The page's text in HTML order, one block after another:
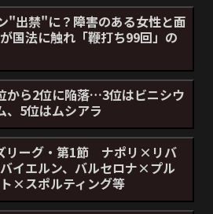
"出禁"に？障害のある女性と面
国法に触れ「鞭打ち99回」の
から2位に陥落…3位はビニシウ
、5位はムシアラ
リーグ・第1節 ナポリ×リバ
イエルン、バルセロナ×プル
×スポルティング等